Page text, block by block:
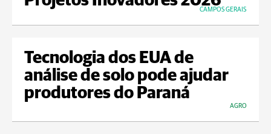
CAMPOS GERAIS
Tecnologia dos EUA de
análise de solo pode ajudar
produtores do Paraná
AGRO